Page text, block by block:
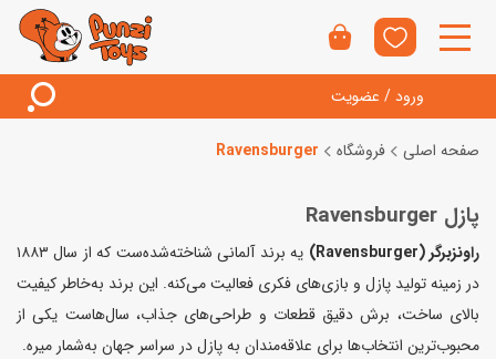
ورود / عضویت
صفحه اصلی فروشگاه Ravensburger
پازل Ravensburger
راونزبرگر (Ravensburger)
یه برند آلمانی شناخته‌شده‌ست که از سال ۱۸۸۳
در زمینه تولید پازل و بازی‌های فکری فعالیت می‌کنه. این برند به‌خاطر کیفیت
بالای ساخت، برش دقیق قطعات و طراحی‌های جذاب، سال‌هاست یکی از
محبوب‌ترین انتخاب‌ها برای علاقه‌مندان به پازل در سراسر جهان به‌شمار میره.